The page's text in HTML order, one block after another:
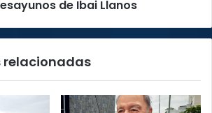
de Ibai Llanos
relacionadas